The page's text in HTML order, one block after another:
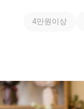
4만원이상